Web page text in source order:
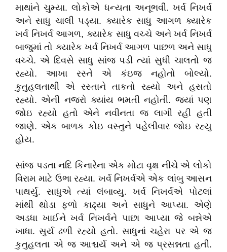
માથાંને ચુમ્યા. લોકોએ ધન્યતા અનૂભવી. ખર્વ નિખર્વ
અને સાધુ ચાલી પડ્યા. ક્યારેક સાધુ આગળ ક્યારેક
ખર્વ નિખર્વ આગળ, ક્યારેક સાધુ વચ્ચે અને ખર્વ નિખર્વ
બાજુમાં તો ક્યારેક ખર્વ નિખર્વ આગળ પાછળ અને સાધુ
વચ્ચે. એ દિવસે સાધુ સાંજ પડી ત્યાં સુધી ચાલતો જ
રહ્યો. આખા રસ્તે એ કંઇજ નહોતો બોલ્યો.
કુતુહલતાથી એ રસ્તાને તાકતો રહ્યો અને હસતો
રહ્યો. એની નજરો ક્યાંય ભમતી નહોતી. જ્યાં પણ
જોઇ રહ્યો હતો એને નવીનતા જ લાગી રહી હતી
જાણે. એક બાળક કોઇ વસ્તુને પહેલીવાર જોઇ રહ્યુ
હોય.
સાંજ પડતા નદિ કિનારેના એક મોટા વૃક્ષ નીચે એ લોકો
વિરામ માટે ઉભા રહ્યા. ખર્વ નિખર્વએ એક લાંબુ આસન
પાથર્યુ. સાધુએ ત્યાં લંબાવ્યુ. ખર્વ નિખર્વએ પોટલાં
માંથી થોડા ફળો કાઢ્યા અને સાધુને આપ્યા. એણે
અડધા ખાઈને ખર્વ નિખર્વને પાછા આપ્યા જે બન્નેએ
ખાધા. સુર્ય ઢળી રહ્યો હતો. સાધુનાં ચહેરા પર એ જ
કુતુહલતા એ જ આશ્ચર્ય અને એ જ પ્રસન્નતા હતી.